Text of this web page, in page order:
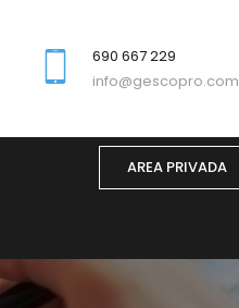
690 667 229
info@gescopro.com
AREA PRIVADA